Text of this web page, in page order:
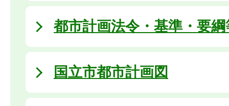
都市計画法令・基準・要
国立市都市計画図